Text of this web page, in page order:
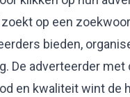
op een
bieden,
De adverteerder met
en kwaliteit wint de